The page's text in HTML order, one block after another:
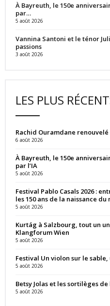
À Bayreuth, le 150e
par…
5 août 2026
Vannina Santoni et le ténor
passions
3 août 2026
LES PLUS
Rachid Ouramdane
6 août 2026
À Bayreuth, le 150e
par l’IA
5 août 2026
Festival Pablo Casals 2026 :
les 150 ans de la naissance
5 août 2026
Kurtág à Salzbourg, tout un
Klangforum Wien
5 août 2026
Festival Un violon sur le
5 août 2026
Betsy Jolas et les sortilèges de
5 août 2026